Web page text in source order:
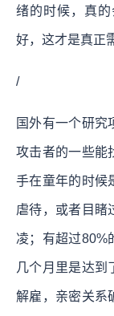
绪的时候，真
好，这才是真正
/
国外有一个研究
攻击者的一些能
手在童年的时候
虐待，或者目睹
凌；有超过80%
几个月里是达到
解雇，亲密关系